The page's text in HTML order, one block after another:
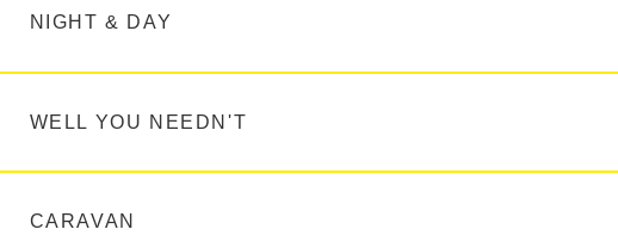
NIGHT & DAY
WELL YOU NEEDN'T
CARAVAN